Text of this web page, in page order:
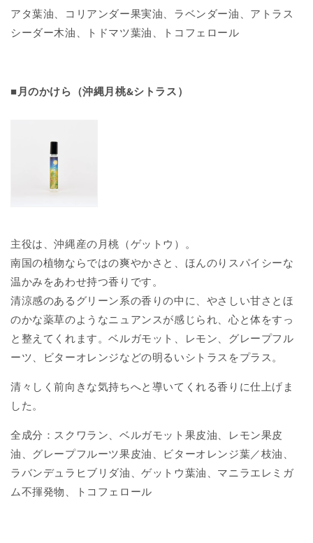
アタ葉油、コリアンダー果実油、ラベンダー油、アトラス
シーダー木油、トドマツ葉油、トコフェロール
■月のかけら（沖縄月桃&シトラス）
主役は、沖縄産の月桃（ゲットウ）。
南国の植物ならではの爽やかさと、 ほんのりスパイシーな
温かみをあわせ持つ香りです。
清涼感のあるグリーン系の香りの中に、 やさしい甘さとほ
のかな薬草のようなニュアンスが感じられ、 心と体をすっ
と整えてくれます。ベルガモット、レモン、グレープフル
ーツ、ビターオレンジなどの明るいシトラスをプラス。
清々しく前向きな気持ちへと 導いてくれる香りに仕上げま
した。
全成分：スクワラン、ベルガモット果皮油、レモン果皮
油、グレープフルーツ果皮油、ビターオレンジ葉／枝油、
ラバンデュラヒブリダ油、ゲットウ葉油、マニラエレミガ
ム不揮発物、トコフェロール